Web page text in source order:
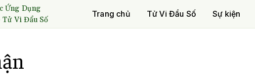
Ứng Dụng
Tử Vi Đẩu Số
Trang chủ Tử Vi Đẩu Số Sự kiện